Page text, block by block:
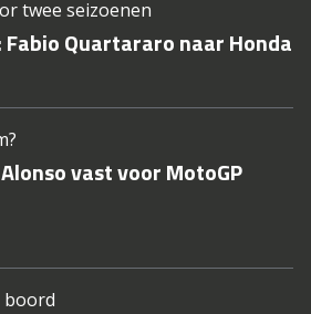
twee seizoenen
Quartararo naar Honda
vast voor MotoGP